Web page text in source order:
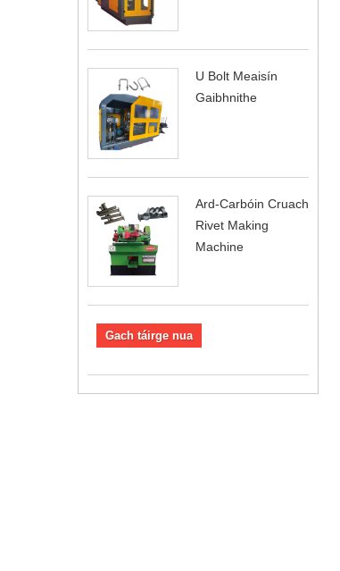
U Bolt Meaisín
Gaibhnithe
Ard-Carbóin Cruach
Rivet Making
Machine
Gach táirge nua